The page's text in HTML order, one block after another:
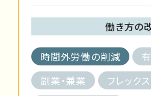
働き方の
時間外労働の削減
副業・兼業
フレック